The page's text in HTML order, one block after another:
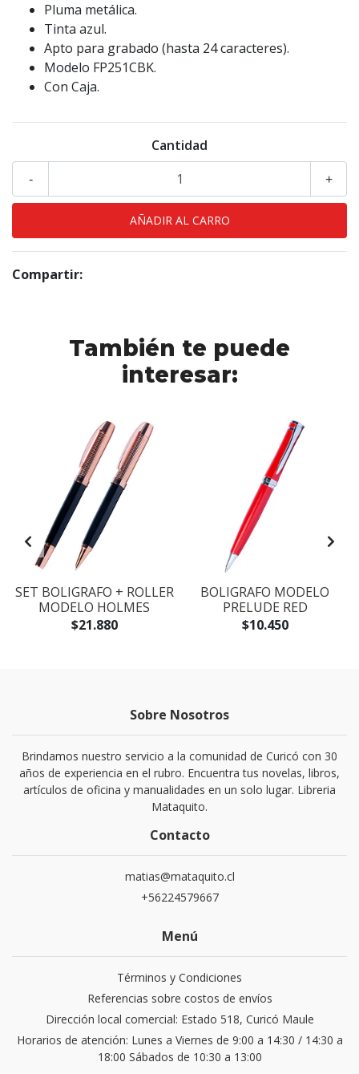
Pluma metálica.
Tinta azul.
Apto para grabado (hasta 24 caracteres).
Modelo FP251CBK.
Con Caja.
Cantidad
+
-
Compartir:
También te puede
interesar:
SET BOLIGRAFO + ROLLER
MODELO HOLMES
$21.880
BOLIGRAFO MODELO
PRELUDE RED
$10.450
Sobre Nosotros
Brindamos nuestro servicio a la comunidad de Curicó con 30
años de experiencia en el rubro. Encuentra tus novelas, libros,
artículos de oficina y manualidades en un solo lugar. Libreria
Mataquito.
Contacto
matias@mataquito.cl
+56224579667
Menú
Términos y Condiciones
Referencias sobre costos de envíos
Dirección local comercial: Estado 518, Curicó Maule
Horarios de atención: Lunes a Viernes de 9:00 a 14:30 / 14:30 a
18:00 Sábados de 10:30 a 13:00